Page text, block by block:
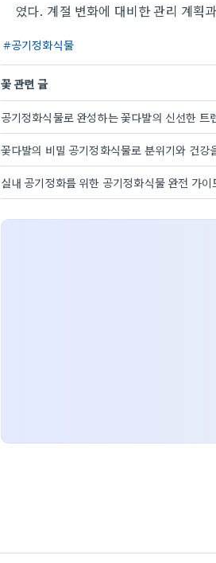
였다. 계절 변화에 대비한 관리 계획
공기정화식물
꽃 관련 글
공기정화식물로 완성하는 꽃다발의 신선한 트
꽃다발의 비밀 공기정화식물로 분위기와 건강
실내 공기정화를 위한 공기정화식물 완전 가이